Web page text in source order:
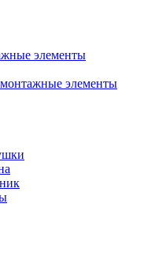
элементы
элементы